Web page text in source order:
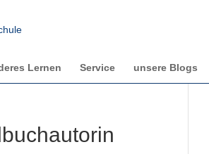
Lernen Service unsere Blogs